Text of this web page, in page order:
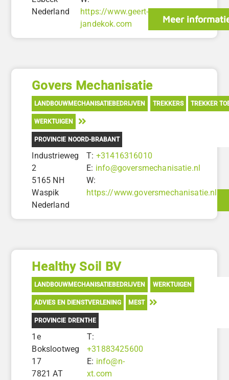
Nederland
https://www.geert-
jandekok.com
Meer
Govers Mechanisatie
LANDBOUWMECHANISATIEBEDRIJVEN TREKKERS TREKKER
WERKTUIGEN
PROVINCIE NOORD-BRABANT
Industrieweg
2
5165 NH
Waspik
Nederland
T: +31416316010
E: info@goversmechanisatie.nl
W:
https://www.goversmechanisatie.nl
Healthy Soil BV
LANDBOUWMECHANISATIEBEDRIJVEN WERKTUIGEN
ADVIES EN DIENSTVERLENING MEST
PROVINCIE DRENTHE
1e
Bokslootweg
17
7821 AT
T:
+31883425600
E: info@n-
xt.com